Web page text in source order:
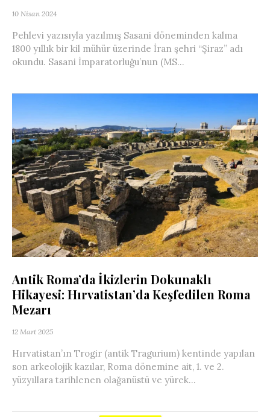
10 Nisan 2024
Pehlevi yazısıyla yazılmış Sasani döneminden kalma
1800 yıllık bir kil mühür üzerinde İran şehri “Şiraz” adı
okundu. Sasani İmparatorluğu’nun (MS...
Antik Roma’da İkizlerin Dokunaklı
Hikayesi: Hırvatistan’da Keşfedilen Roma
Mezarı
12 Mart 2025
Hırvatistan’ın Trogir (antik Tragurium) kentinde yapılan
son arkeolojik kazılar, Roma dönemine ait, 1. ve 2.
yüzyıllara tarihlenen olağanüstü ve yürek...